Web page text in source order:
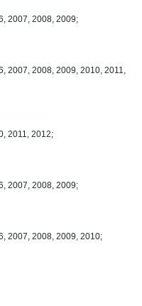
2007, 2008, 2009;
2007, 2008, 2009, 2010, 2011,
2011, 2012;
2007, 2008, 2009;
2007, 2008, 2009, 2010;